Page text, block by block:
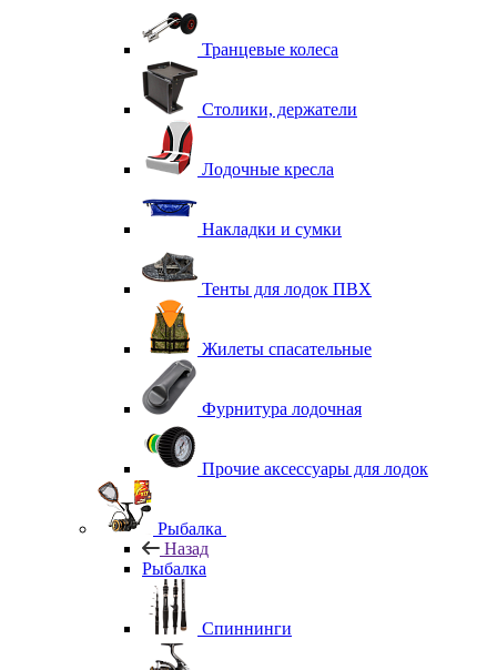
Транцевые колеса
Столики, держатели
Лодочные кресла
Накладки и сумки
Тенты для лодок ПВХ
Жилеты спасательные
Фурнитура лодочная
Прочие аксессуары для лодок
Рыбалка
Назад
Рыбалка
Спиннинги